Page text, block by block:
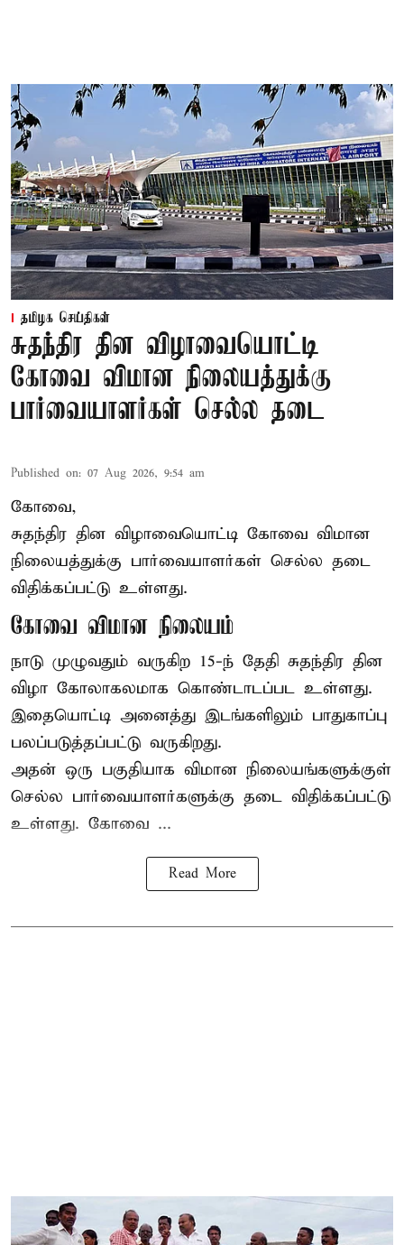
தமிழக செய்திகள்
சுதந்திர தின விழாவையொட்டி
கோவை விமான நிலையத்துக்கு
பார்வையாளர்கள் செல்ல தடை
Published on: 07 Aug 2026, 9:54 am
கோவை,
சுதந்திர தின விழாவையொட்டி கோவை விமான
நிலையத்துக்கு பார்வையாளர்கள் செல்ல தடை
விதிக்கப்பட்டு உள்ளது.
கோவை விமான நிலையம்
நாடு முழுவதும் வருகிற 15-ந் தேதி சுதந்திர தின
விழா கோலாகலமாக கொண்டாடப்பட உள்ளது.
இதையொட்டி அனைத்து இடங்களிலும் பாதுகாப்பு
பலப்படுத்தப்பட்டு வருகிறது.
அதன் ஒரு பகுதியாக விமான நிலையங்களுக்குள்
செல்ல பார்வையாளர்களுக்கு தடை விதிக்கப்பட்டு
உள்ளது. கோவை ...
Read More